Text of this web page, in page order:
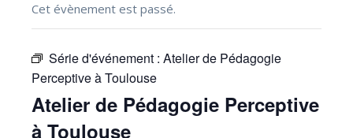
Cet évènement est passé.
Série d'événement : Atelier de Pédagogie
Perceptive à Toulouse
Atelier de Pédagogie Perceptive
à Toulouse